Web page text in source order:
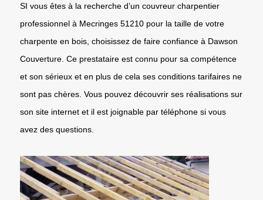
SI vous êtes à la recherche d’un couvreur charpentier
professionnel à Mecringes 51210 pour la taille de votre
charpente en bois, choisissez de faire confiance à Dawson
Couverture. Ce prestataire est connu pour sa compétence
et son sérieux et en plus de cela ses conditions tarifaires ne
sont pas chères. Vous pouvez découvrir ses réalisations sur
son site internet et il est joignable par téléphone si vous
avez des questions.